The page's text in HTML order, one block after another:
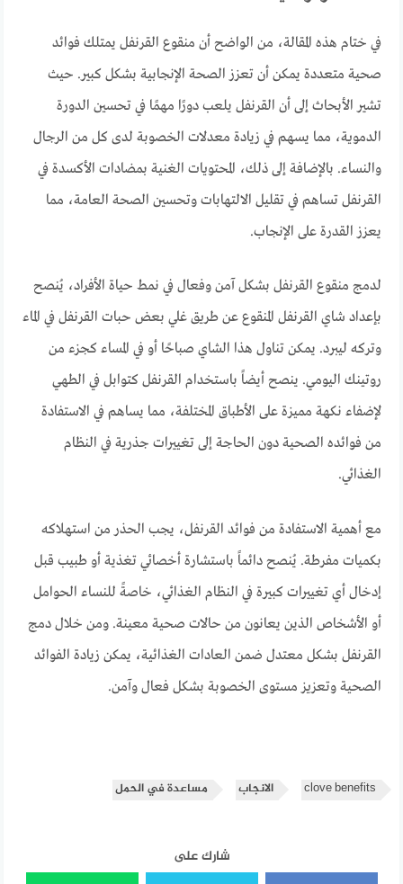
في ختام هذه المقالة، من الواضح أن منقوع القرنفل يمتلك فوائد
صحية متعددة يمكن أن تعزز الصحة الإنجابية بشكل كبير. حيث
تشير الأبحاث إلى أن القرنفل يلعب دورًا مهمًا في تحسين الدورة
الدموية، مما يسهم في زيادة معدلات الخصوبة لدى كل من الرجال
والنساء. بالإضافة إلى ذلك، المحتويات الغنية بمضادات الأكسدة في
القرنفل تساهم في تقليل الالتهابات وتحسين الصحة العامة، مما
يعزز القدرة على الإنجاب.
لدمج منقوع القرنفل بشكل آمن وفعال في نمط حياة الأفراد، يُنصح
بإعداد شاي القرنفل المنقوع عن طريق غلي بعض حبات القرنفل في الماء
وتركه ليبرد. يمكن تناول هذا الشاي صباحًا أو في المساء كجزء من
روتينك اليومي. ينصح أيضاً باستخدام القرنفل كتوابل في الطهي
لإضفاء نكهة مميزة على الأطباق المختلفة، مما يساهم في الاستفادة
من فوائده الصحية دون الحاجة إلى تغييرات جذرية في النظام
الغذائي.
مع أهمية الاستفادة من فوائد القرنفل، يجب الحذر من استهلاكه
بكميات مفرطة. يُنصح دائماً باستشارة أخصائي تغذية أو طبيب قبل
إدخال أي تغييرات كبيرة في النظام الغذائي، خاصةً للنساء الحوامل
أو الأشخاص الذين يعانون من حالات صحية معينة. ومن خلال دمج
القرنفل بشكل معتدل ضمن العادات الغذائية، يمكن زيادة الفوائد
الصحية وتعزيز مستوى الخصوبة بشكل فعال وآمن.
clove benefits الانجاب مساعدة في الحمل
شارك على